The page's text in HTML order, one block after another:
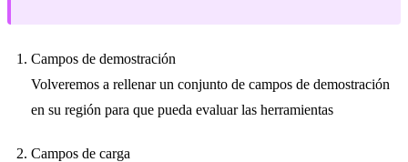
Campos de demostración
Volveremos a rellenar un conjunto de campos de demostración
en su región para que pueda evaluar las herramientas
Campos de carga